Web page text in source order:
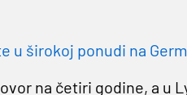
u širokoj ponudi na
na četiri godine, a u